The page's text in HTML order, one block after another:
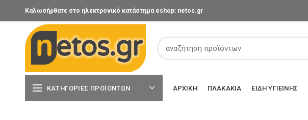
Καλωσήρθατε στο ηλεκτρονικό κατάστημα eshop: netos.gr
ΚΑΤΗΓΟΡΊΕΣ ΠΡΟΪΌΝΤΩΝ ΑΡΧΙΚΉ ΠΛΑΚΆΚΙΑ ΕΊΔΗ ΥΓΙΕΙΝΉΣ